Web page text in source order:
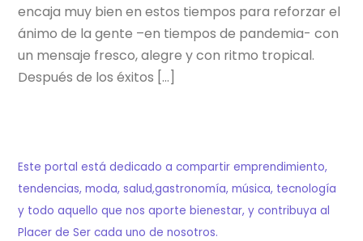
encaja muy bien en estos tiempos para reforzar el
ánimo de la gente –en tiempos de pandemia- con
un mensaje fresco, alegre y con ritmo tropical.
Después de los éxitos […]
Este portal está dedicado a compartir emprendimiento,
tendencias, moda, salud,gastronomía, música, tecnología
y todo aquello que nos aporte bienestar, y contribuya al
Placer de Ser cada uno de nosotros.